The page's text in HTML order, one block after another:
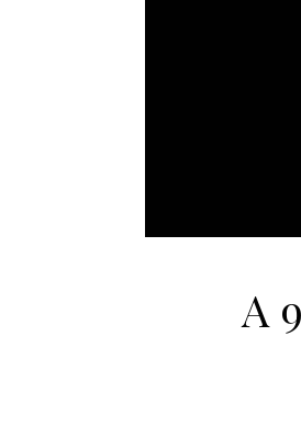
A